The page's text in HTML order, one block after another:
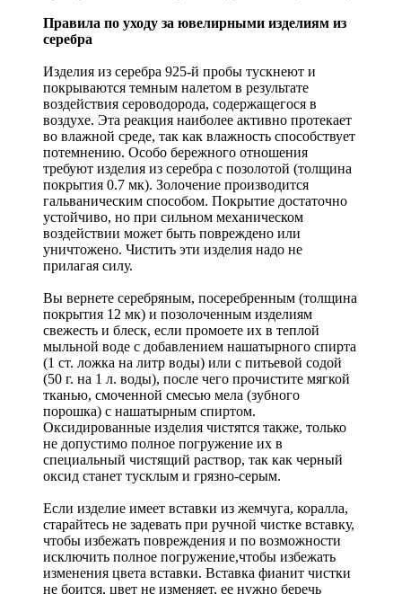
Правила по уходу за ювелирными изделиям из
серебра
Изделия из серебра 925-й пробы тускнеют и
покрываются темным налетом в результате
воздействия сероводорода, содержащегося в
воздухе. Эта реакция наиболее активно протекает
во влажной среде, так как влажность способствует
потемнению. Особо бережного отношения
требуют изделия из серебра с позолотой (толщина
покрытия 0.7 мк). Золочение производится
гальваническим способом. Покрытие достаточно
устойчиво, но при сильном механическом
воздействии может быть повреждено или
уничтожено. Чистить эти изделия надо не
прилагая силу.
Вы вернете серебряным, посеребренным (толщина
покрытия 12 мк) и позолоченным изделиям
свежесть и блеск, если промоете их в теплой
мыльной воде с добавлением нашатырного спирта
(1 ст. ложка на литр воды) или с питьевой содой
(50 г. на 1 л. воды), после чего прочистите мягкой
тканью, смоченной смесью мела (зубного
порошка) с нашатырным спиртом.
Оксидированные изделия чистятся также, только
не допустимо полное погружение их в
специальный чистящий раствор, так как черный
оксид станет тусклым и грязно-серым.
Если изделие имеет вставки из жемчуга, коралла,
старайтесь не задевать при ручной чистке вставку,
чтобы избежать повреждения и по возможности
исключить полное погружение,чтобы избежать
изменения цвета вставки. Вставка фианит чистки
не боится, цвет не изменяет, ее нужно беречь